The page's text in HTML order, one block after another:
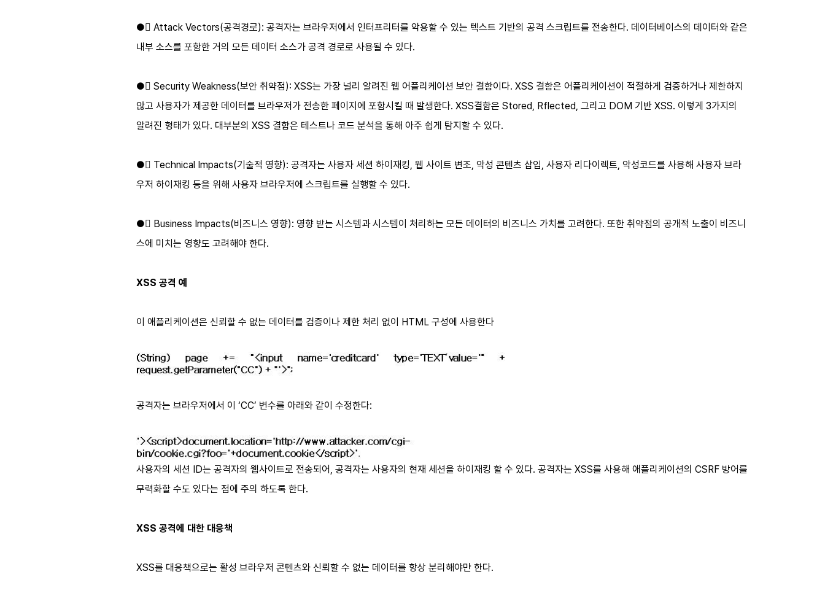
● Attack Vectors(공격경로): 공격자는 브라우저에서 인터프리터를 악용할 수 있는 텍스트 기반의 공격 스크립트를 전송한다. 데이터베이스의 데이터와 같은
내부 소스를 포함한 거의 모든 데이터 소스가 공격 경로로 사용될 수 있다.
● Security Weakness(보안 취약점): XSS는 가장 널리 알려진 웹 어플리케이션 보안 결함이다. XSS 결함은 어플리케이션이 적절하게 검증하거나 제한하지
않고 사용자가 제공한 데이터를 브라우저가 전송한 페이지에 포함시킬 때 발생한다. XSS결함은 Stored, Rflected, 그리고 DOM 기반 XSS. 이렇게 3가지의
알려진 형태가 있다. 대부분의 XSS 결함은 테스트나 코드 분석을 통해 아주 쉽게 탐지할 수 있다.
● Technical Impacts(기술적 영향): 공격자는 사용자 세션 하이재킹, 웹 사이트 변조, 악성 콘텐츠 삽입, 사용자 리다이렉트, 악성코드를 사용해 사용자 브라
우저 하이재킹 등을 위해 사용자 브라우저에 스크립트를 실행할 수 있다.
● Business Impacts(비즈니스 영향): 영향 받는 시스템과 시스템이 처리하는 모든 데이터의 비즈니스 가치를 고려한다. 또한 취약점의 공개적 노출이 비즈니
스에 미치는 영향도 고려해야 한다.
XSS 공격 예
이 애플리케이션은 신뢰할 수 없는 데이터를 검증이나 제한 처리 없이 HTML 구성에 사용한다
공격자는 브라우저에서 이 ‘CC’ 변수를 아래와 같이 수정한다:
사용자의 세션 ID는 공격자의 웹사이트로 전송되어, 공격자는 사용자의 현재 세션을 하이재킹 할 수 있다. 공격자는 XSS를 사용해 애플리케이션의 CSRF 방어를
무력화할 수도 있다는 점에 주의 하도록 한다.
XSS 공격에 대한 대응책
XSS를 대응책으로는 활성 브라우저 콘텐츠와 신뢰할 수 없는 데이터를 항상 분리해야만 한다.